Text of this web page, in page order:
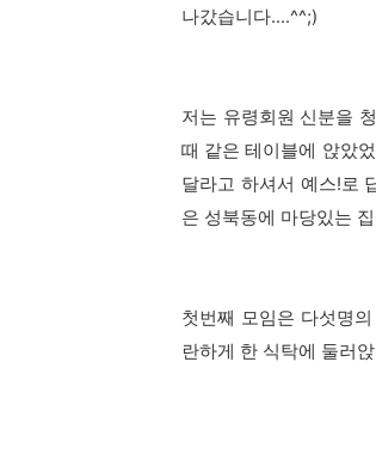
나갔습니다....^^;)
저는 유령회원 신분을
때 같은 테이블에 앉았
달라고 하셔서 예스!로
은 성북동에 마당있는
첫번째 모임은 다섯명
란하게 한 식탁에 둘러